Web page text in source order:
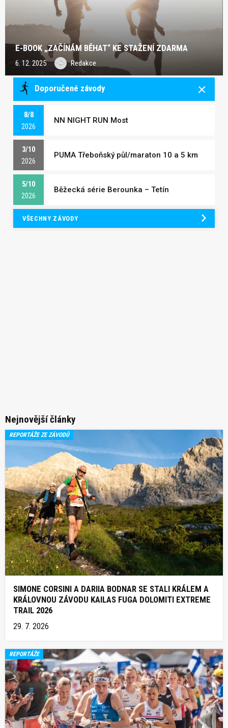
E-BOOK „ZAČÍNÁM BĚHAT“ KE STAŽENÍ ZDARMA
6. 12. 2025 Redakce
Doporučené závody
8/8
2026
NN NIGHT RUN Most
3/10
2026
PUMA Třeboňský půl/maraton 10 a 5 km
5/10
2026
Běžecká série Berounka – Tetín
VŠECHNY ZÁVODY
Nejnovější články
REPORTÁŽE ZE ZÁVODŮ
SIMONE CORSINI A DARIIA BODNAR SE STALI KRÁLEM A
KRÁLOVNOU ZÁVODU KAILAS FUGA DOLOMITI EXTREME
TRAIL 2026
29. 7. 2026
REPORTÁŽE